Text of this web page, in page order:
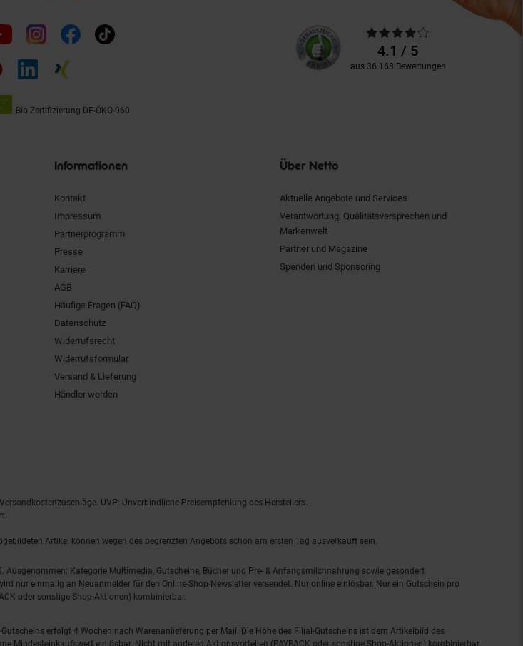
Bio Zertifizierung DE-ÖKO-060
Unsere
Kundenbewertungen
Durchschnittliche
Bewertungen4.1 / 5
aus 36.168 Bewertungen
Informationen
Kontakt
Impressum
Partnerprogramm
Presse
Karriere
AGB
Häufige Fragen (FAQ)
Datenschutz
Widerrufsrecht
Widerrufsformular
Versand & Lieferung
Händler werden
Über Netto
Aktuelle Angebote und Services
Verantwortung, Qualitätsversprechen und
Markenwelt
Partner und Magazine
Spenden und Sponsoring
UVP: Unverbindliche Preisempfehlung des Herstellers.
Artikel können wegen des begrenzten Angebots schon am ersten Tag ausverkauft sein.
Kategorie Multimedia, Gutscheine, Bücher und Pre- & Anfangsmilchnahrung sowie gesondert
nur einmalig an Neuanmelder für den Online-Shop-Newsletter versendet. Nur online einlösbar. Nur ein Gutschein pro
oder sonstige Shop-Aktionen) kombinierbar.
erfolgt 4 Wochen nach Warenanlieferung per Mail. Die Höhe des Filial-Gutscheins ist dem Artikelbild des